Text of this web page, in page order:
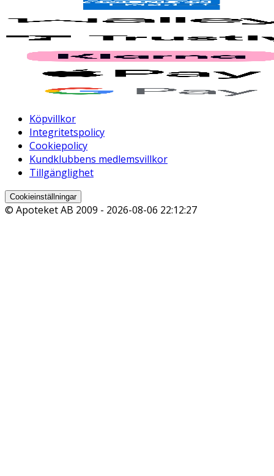
Köpvillkor
Integritetspolicy
Cookiepolicy
Kundklubbens medlemsvillkor
Tillgänglighet
Cookieinställningar
© Apoteket AB 2009 - 2026-08-06 22:12:27